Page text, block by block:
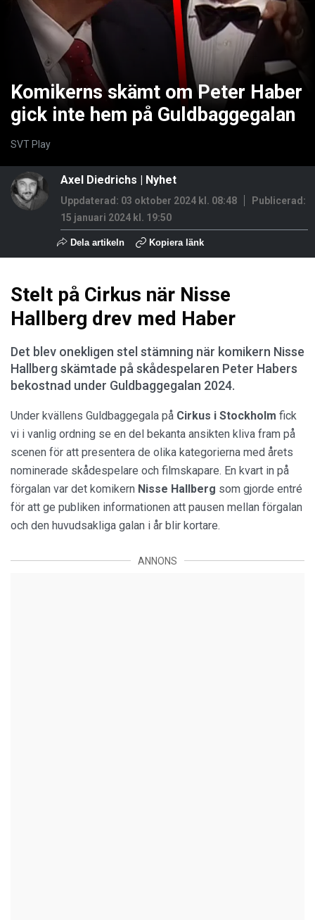
Komikerns skämt om Peter Haber
gick inte hem på Guldbaggegalan
SVT Play
Axel Diedrichs | Nyhet
Uppdaterad: 03 oktober 2024 kl. 08:48
Publicerad:
15 januari 2024 kl. 19:50
Dela artikeln Kopiera länk
Stelt på Cirkus när Nisse
Hallberg drev med Haber
Det blev onekligen stel stämning när komikern Nisse
Hallberg skämtade på skådespelaren Peter Habers
bekostnad under Guldbaggegalan 2024.
Under kvällens Guldbaggegala på Cirkus i Stockholm fick
vi i vanlig ordning se en del bekanta ansikten kliva fram på
scenen för att presentera de olika kategorierna med årets
nominerade skådespelare och filmskapare. En kvart in på
förgalan var det komikern Nisse Hallberg som gjorde entré
för att ge publiken informationen att pausen mellan förgalan
och den huvudsakliga galan i år blir kortare.
ANNONS